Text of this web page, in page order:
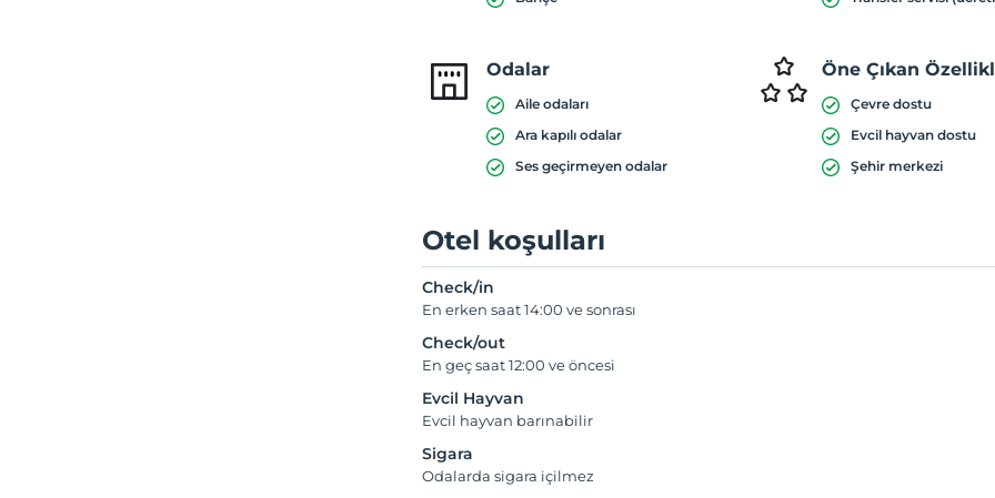
Odalar
Aile odaları
Ara kapılı odalar
Ses geçirmeyen odalar
Öne Çıkan
Çevre dostu
Evcil hayvan dostu
Şehir merkezi
Otel koşulları
Check/in
En erken saat 14:00 ve sonrası
Check/out
En geç saat 12:00 ve öncesi
Evcil Hayvan
Evcil hayvan barınabilir
Sigara
Odalarda sigara içilmez